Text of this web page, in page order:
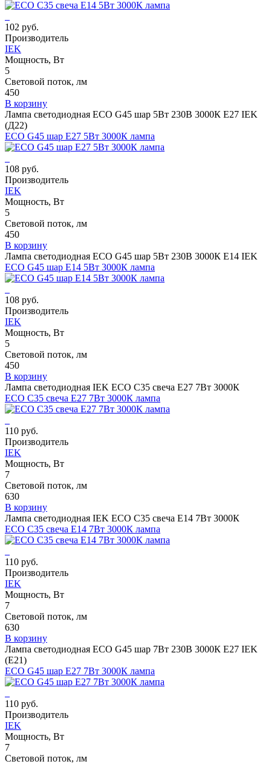
102 руб.
Производитель
IEK
Мощность, Вт
5
Световой поток, лм
450
В корзину
Лампа светодиодная ECO G45 шар 5Вт 230В 3000К E27 IEK
(Д22)
ECO G45 шар E27 5Вт 3000К лампа
108 руб.
Производитель
IEK
Мощность, Вт
5
Световой поток, лм
450
В корзину
Лампа светодиодная ECO G45 шар 5Вт 230В 3000К E14 IEK
ECO G45 шар E14 5Вт 3000К лампа
108 руб.
Производитель
IEK
Мощность, Вт
5
Световой поток, лм
450
В корзину
Лампа светодиодная IEK ECO C35 свеча E27 7Вт 3000К
ECO C35 свеча E27 7Вт 3000К лампа
110 руб.
Производитель
IEK
Мощность, Вт
7
Световой поток, лм
630
В корзину
Лампа светодиодная IEK ECO C35 свеча E14 7Вт 3000К
ECO C35 свеча E14 7Вт 3000К лампа
110 руб.
Производитель
IEK
Мощность, Вт
7
Световой поток, лм
630
В корзину
Лампа светодиодная ECO G45 шар 7Вт 230В 3000К E27 IEK
(Е21)
ECO G45 шар E27 7Вт 3000К лампа
110 руб.
Производитель
IEK
Мощность, Вт
7
Световой поток, лм